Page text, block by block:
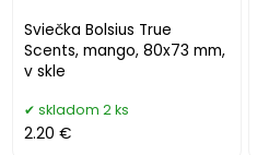
Sviečka Bolsius True
Scents, mango, 80x73 mm,
v skle
skladom 2 ks
2.20 €